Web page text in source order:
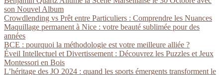
son Nouvel Album
Crowdlending vs Prêt entre Particuliers : Comprendre les Nuances
Maquillage permanent à Nice : votre beauté sublimée pour des
années
BCE : pourquoi la méthodologie est votre meilleure alliée ?
Éveil Intellectuel et Divertissement : Découvrez les Puzzles et Jeux
Montessori en Bois
L’héritage des JO 2024 : quand les sports émergents transforment le